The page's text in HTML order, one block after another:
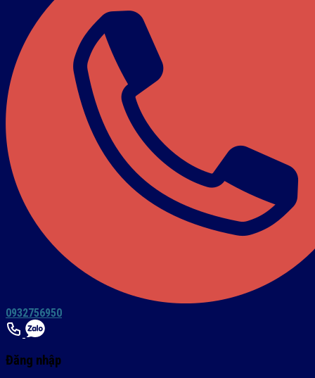
0932756950
Đăng nhập